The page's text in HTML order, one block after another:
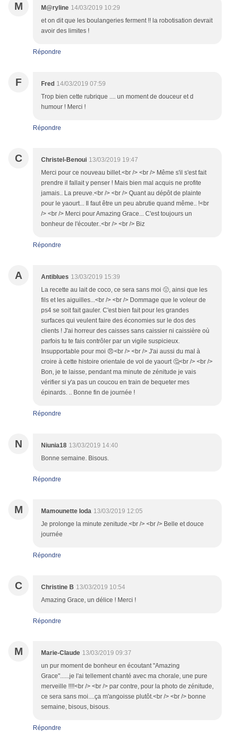
M M@ryline 14/03/2019 10:29
et on dit que les boulangeries ferment !! la robotisation devrait
avoir des limites !
Répondre
F Fred 14/03/2019 07:59
Trop bien cette rubrique .... un moment de douceur et d
humour ! Merci !
Répondre
C Christel-Benoui 13/03/2019 19:47
Merci pour ce nouveau billet.<br /> <br /> Même s'il s'est fait
prendre il fallait y penser ! Mais bien mal acquis ne profite
jamais.. La preuve.<br /> <br /> Quant au dépôt de plainte
pour le yaourt... Il faut être un peu abrutie quand même.. !<br
/> <br /> Merci pour Amazing Grace... C'est toujours un
bonheur de l'écouter..<br /> <br /> Biz
Répondre
A Antiblues 13/03/2019 15:39
La recette au lait de coco, ce sera sans moi 🤢, ainsi que les
fils et les aiguilles...<br /> <br /> Dommage que le voleur de
ps4 se soit fait gauler. C'est bien fait pour les grandes
surfaces qui veulent faire des économies sur le dos des
clients ! J'ai horreur des caisses sans caissier ni caissière où
parfois tu te fais contrôler par un vigile suspicieux.
Insupportable pour moi 😠<br /> <br /> J'ai aussi du mal à
croire à cette histoire orientale de vol de yaourt 🤔<br /> <br />
Bon, je te laisse, pendant ma minute de zénitude je vais
vérifier si y'a pas un coucou en train de bequeter mes
épinards. .. Bonne fin de journée !
Répondre
N Niunia18 13/03/2019 14:40
Bonne semaine. Bisous.
Répondre
M Mamounette Ioda 13/03/2019 12:05
Je prolonge la minute zenitude.<br /> <br /> Belle et douce
journée
Répondre
C Christine B 13/03/2019 10:54
Amazing Grace, un délice ! Merci !
Répondre
M Marie-Claude 13/03/2019 09:37
un pur moment de bonheur en écoutant "Amazing
Grace"......je l'ai tellement chanté avec ma chorale, une pure
merveille !!!!<br /> <br /> par contre, pour la photo de zénitude,
ce sera sans moi....ça m'angoisse plutôt.<br /> <br /> bonne
semaine, bisous, bisous.
Répondre